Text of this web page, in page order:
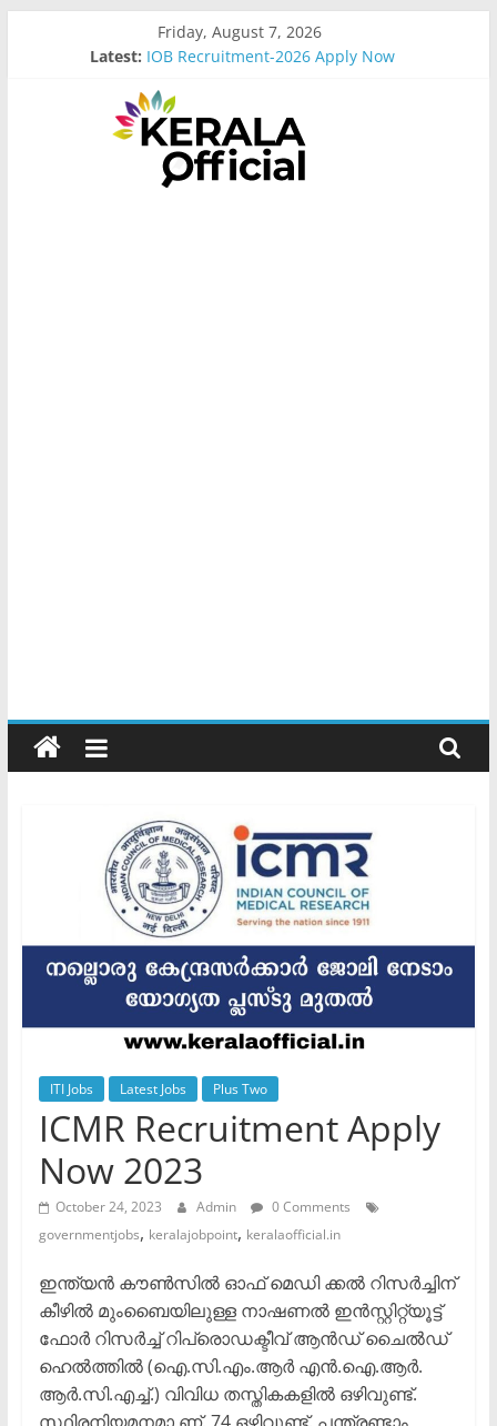
Friday, August 7, 2026
Latest: IOB Recruitment-2026 Apply Now
Govt Driver job Apply Now
Kerala Govt Onam Gift
MCC Recruitment-2026 Apply Now
Kerala
something
ITI Jobs Latest Jobs Plus Two
ICMR Recruitment Apply
Now 2023
October 24, 2023 Admin
0 Comments
governmentjobs, keralajobpoint, keralaofficial.in
ഇന്ത്യൻ കൗൺസിൽ ഓഫ് മെഡി ക്കൽ റിസർച്ചിന്
കീഴിൽ മുംബൈയിലുള്ള നാഷണൽ ഇൻസ്റ്റിറ്റ്യൂട്ട്
ഫോർ റിസർച്ച് റിപ്രൊഡക്ടീവ് ആൻഡ് ചൈൽഡ്
ഹെൽത്തിൽ (ഐ.സി.എം.ആർ എൻ.ഐ.ആർ.
ആർ.സി.എച്ച്.) വിവിധ തസ്തികകളിൽ ഒഴിവുണ്ട്.